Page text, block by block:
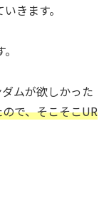
きます。
ムが欲しかった
で、そこそこUR